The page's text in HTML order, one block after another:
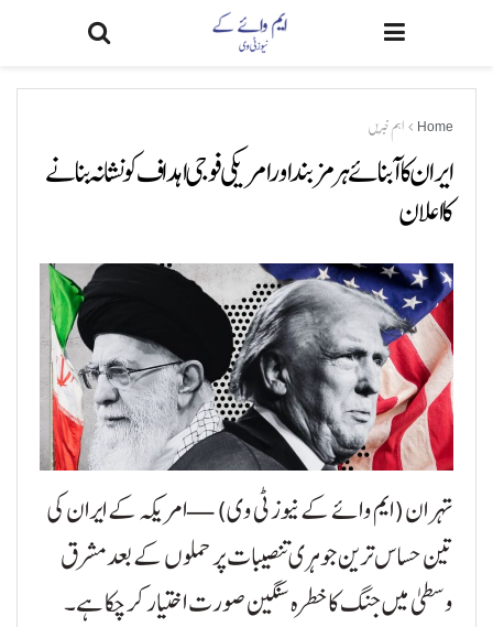
Home اہم خبریں
ایران کا آبنائے ہرمز بند اور امریکی فوجی اہداف کو نشانہ بنانے
کا اعلان
تہران (ایم وائے کے نیوز ٹی وی) — امریکہ کے ایران کی
تین حساس ترین جوہری تنصیبات پر حملوں کے بعد مشرق
وسطیٰ میں جنگ کا خطرہ سنگین صورت اختیار کر چکا ہے۔